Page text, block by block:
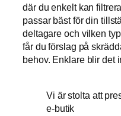
där du enkelt kan
passar bäst för din
deltagare och vilken
får du förslag på
behov. Enklare blir det
Vi är stolta att
e-butik